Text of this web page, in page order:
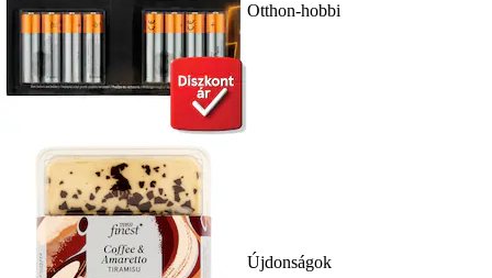
Otthon-hobbi
Újdonságok